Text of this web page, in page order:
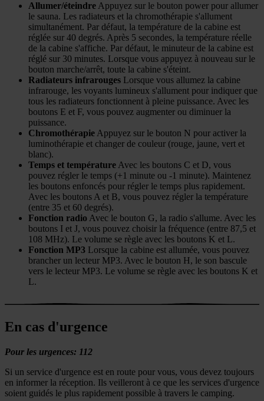
Allumer/éteindre Appuyez sur le bouton power pour allumer
le sauna. Les radiateurs et la chromothérapie s'allument
simultanément. Par défaut, la température de la cabine est
réglée sur 40 degrés. Après 5 secondes, la température réelle
de la cabine s'affiche. Par défaut, le minuteur de la cabine est
réglé sur 30 minutes. Lorsque vous appuyez à nouveau sur le
bouton marche/arrêt, toute la cabine s'éteint.
Radiateurs infrarouges Lorsque vous allumez la cabine
infrarouge, les voyants lumineux s'allument pour indiquer que
tous les radiateurs fonctionnent à pleine puissance. Avec les
boutons E et F, vous pouvez augmenter ou diminuer la
puissance.
Chromothérapie Appuyez sur le bouton N pour activer la
luminothérapie et changer de couleur (rouge, jaune, vert et
blanc).
Temps et température Avec les boutons C et D, vous
pouvez régler le temps (+1 minute ou -1 minute). Maintenez
les boutons enfoncés pour régler le temps plus rapidement.
Avec les boutons A et B, vous pouvez régler la température
(entre 35 et 60 degrés).
Fonction radio Avec le bouton G, la radio s'allume. Avec les
boutons I et J, vous pouvez choisir la fréquence (entre 87,5 et
108 MHz). Le volume se règle avec les boutons K et L.
Fonction MP3 Lorsque la cabine est allumée, vous pouvez
brancher un lecteur MP3. Avec le bouton H, le son bascule
vers le lecteur MP3. Le volume se règle avec les boutons K et
L.
En cas d'urgence
Pour les urgences: 112
Si un service d'urgence est en route pour vous, vous devez toujours
en informer la réception. Ils veilleront à ce que les services d'urgence
soient guidés le plus rapidement possible à travers le camping.